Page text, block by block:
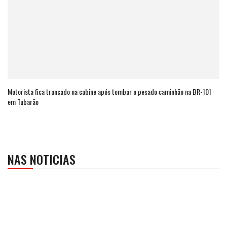
Motorista fica trancado na cabine após tombar o pesado caminhão na BR-101
em Tubarão
NAS NOTICIAS